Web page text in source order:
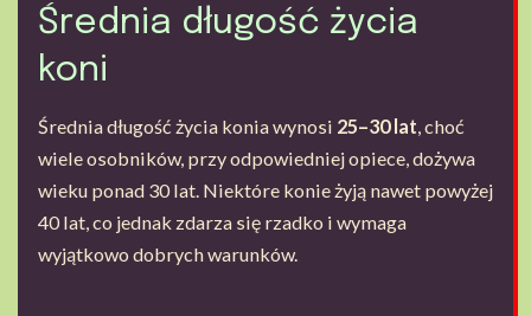
Średnia długość życia
koni
Średnia długość życia konia wynosi 25–30 lat, choć
wiele osobników, przy odpowiedniej opiece, dożywa
wieku ponad 30 lat. Niektóre konie żyją nawet powyżej
40 lat, co jednak zdarza się rzadko i wymaga
wyjątkowo dobrych warunków.